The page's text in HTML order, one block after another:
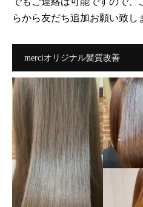
らから友だち追加お願い致し
merciオリジナル髪質改善